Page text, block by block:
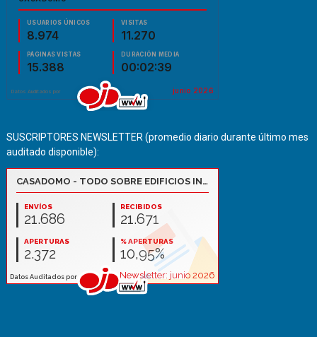
SUSCRIPTORES NEWSLETTER (promedio diario durante último mes
auditado disponible):